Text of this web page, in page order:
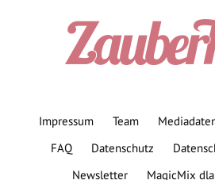
Impressum Team
FAQ
Datenschutz
Newsletter
MagicMix